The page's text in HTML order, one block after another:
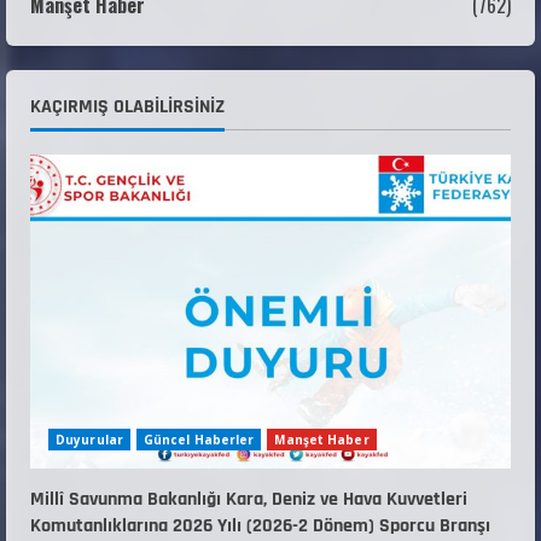
3
Belirlendi
KAYAKLI KOŞU VE BİATHLON 3.KADEME
KAÇIRMIŞ OLABILIRSINIZ
Duyurular Güncel Haberler Manşet Haber
Millî Savunma Bakanlığı Kara, Deniz ve Hava Kuvvetleri
Komutanlıklarına 2026 Yılı (2026-2 Dönem) Sporcu Branşı